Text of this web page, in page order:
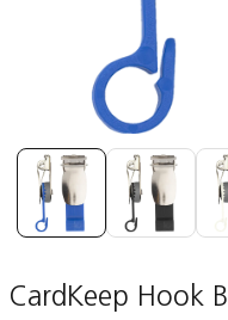
CardKeep Hook B